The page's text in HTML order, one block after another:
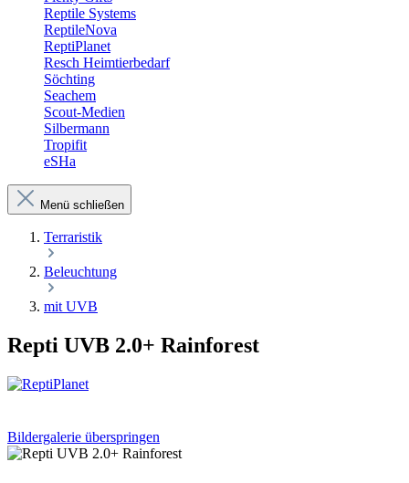
Reptile Systems
ReptileNova
ReptiPlanet
Resch Heimtierbedarf
Söchting
Seachem
Scout-Medien
Silbermann
Tropifit
eSHa
Menü schließen
Terraristik
Beleuchtung
mit UVB
Repti UVB 2.0+ Rainforest
Bildergalerie überspringen